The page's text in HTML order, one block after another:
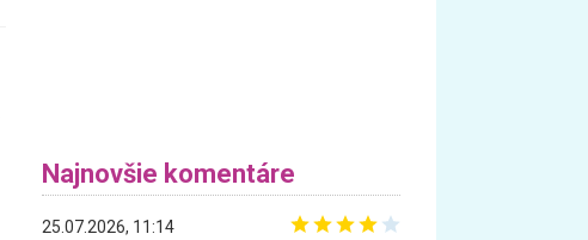
Najnovšie komentáre
25.07.2026, 11:14